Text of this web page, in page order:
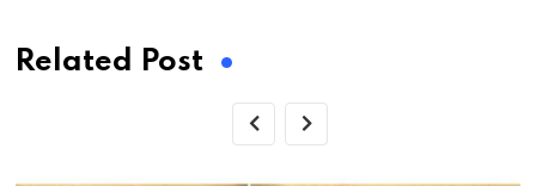
Related Post